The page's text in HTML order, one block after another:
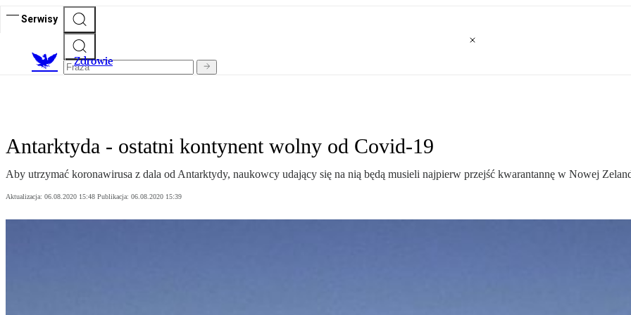
Serwisy
Zdrowie
Antarktyda - ostatni kontynent wolny od Covid-19
Aby utrzymać koronawirusa z dala od Antarktydy, naukowcy udający się na nią będą musieli najpierw przejść kwarantannę w Nowej
Aktualizacja: 06.08.2020 15:48 Publikacja: 06.08.2020 15:39